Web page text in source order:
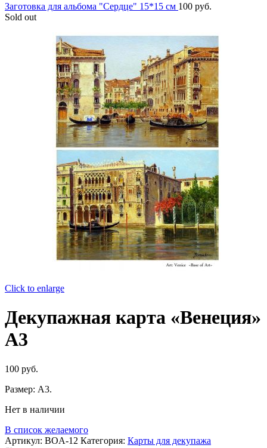
Заготовка для альбома "Сердце" 15*15 см 100 руб.
Sold out
Click to enlarge
Декупажная карта «Венеция»
А3
100 руб.
Размер: А3.
Нет в наличии
В список желаемого
Артикул: BOA-12 Категория: Карты для декупажа